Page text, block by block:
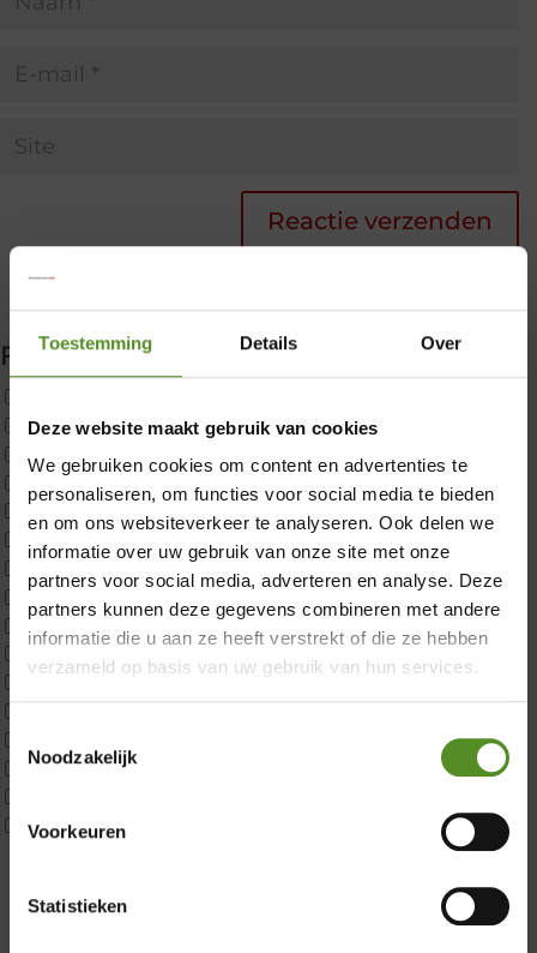
Toestemming Details Over
Deze website maakt gebruik van cookies
We gebruiken cookies om content en advertenties te
personaliseren, om functies voor social media te bieden
en om ons websiteverkeer te analyseren. Ook delen we
informatie over uw gebruik van onze site met onze
partners voor social media, adverteren en analyse. Deze
partners kunnen deze gegevens combineren met andere
informatie die u aan ze heeft verstrekt of die ze hebben
verzameld op basis van uw gebruik van hun services.
Toestemmingsselectie
Noodzakelijk
Voorkeuren
Statistieken
Filter producten
2x p650 1pers
Custom
CustomBoxspring
ErkendMatras 1 Pers
ErkendMatras twijfelaar product
Matrassen
Matrastopper 10cm
P650 25cm Tweepersoons een kern aanpasbaar
Toppers
2 personen
Showroom Breda
Vrijdag 12:00 – 17:00
Zondag 12:00 – 17:00
×